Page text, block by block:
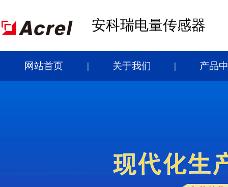
安科瑞电量传感器
网站首页 关于我们 产品